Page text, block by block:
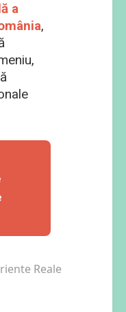
a
,
Reale